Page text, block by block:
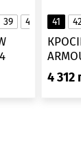
39 40 40.5
41
025
4 312